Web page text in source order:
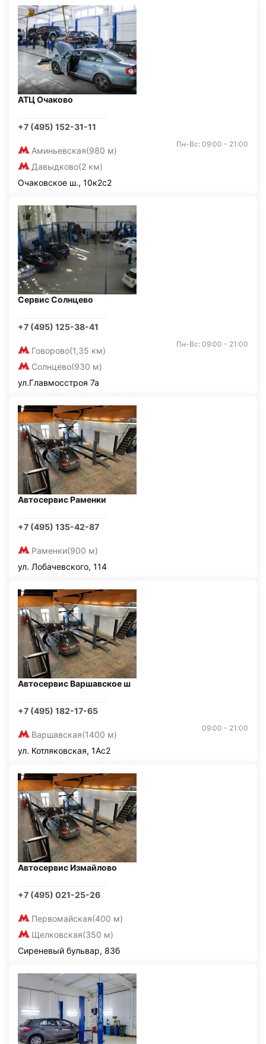
АТЦ Очаково
+7 (495) 152-31-11
Аминьевская(980 м)
Давыдково(2 км)
Пн-Вс: 09:00 - 21:00
Очаковское ш., 10к2с2
Сервис Солнцево
+7 (495) 125-38-41
Говорово(1,35 км)
Солнцево(930 м)
Пн-Вс: 09:00 - 21:00
ул.Главмосстроя 7а
Автосервис Раменки
+7 (495) 135-42-87
Раменки(900 м)
ул. Лобачевского, 114
Автосервис Варшавское ш
+7 (495) 182-17-65
Варшавская(1400 м)
09:00 - 21:00
ул. Котляковская, 1Ас2
Автосервис Измайлово
+7 (495) 021-25-26
Первомайская(400 м)
Щелковская(350 м)
Сиреневый бульвар, 83б